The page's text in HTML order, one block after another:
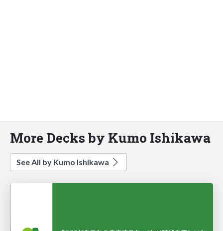
More Decks by Kumo Ishikawa
See All by Kumo Ishikawa